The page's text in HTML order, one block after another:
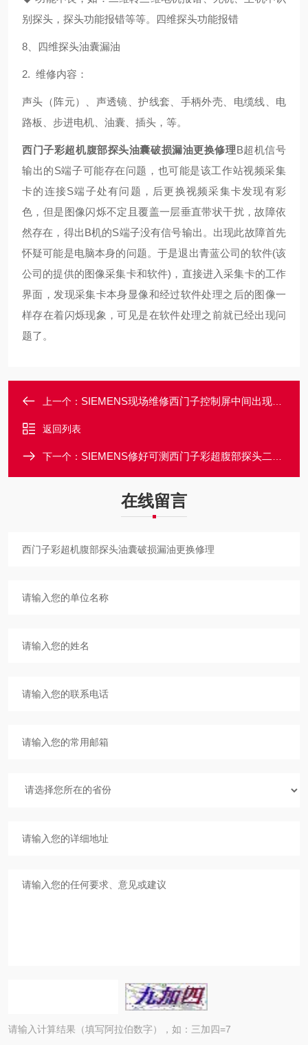
别探头，探头功能报错等等。四维探头功能报错
8、四维探头油囊漏油
2. 维修内容：
声头（阵元）、声透镜、护线套、手柄外壳、电缆线、电
路板、步进电机、油囊、插头，等。
西门子彩超机腹部探头油囊破损漏油更换修理B超机信号
输出的S端子可能存在问题，也可能是该工作站视频采集
卡的连接S端子处有问题，后更换视频采集卡发现有彩
色，但是图像闪烁不定且覆盖一层垂直带状干扰，故障依
然存在，得出B机的S端子没有信号输出。出现此故障首先
怀疑可能是电脑本身的问题。于是退出青蓝公司的软件(该
公司的提供的图像采集卡和软件)，直接进入采集卡的工作
界面，发现采集卡本身显像和经过软件处理之后的图像一
样存在着闪烁现象，可见是在软件处理之前就已经出现问
题了。
上一个： SIEMENS现场维修西门子控制屏中间出现黑洞黑点黑斑故障维修
返回列表
下一个： SIEMENS修好可测西门子彩超腹部探头二维转三维电机报错修理
在线留言
请输入计算结果（填写阿拉伯数字），如：三加四=7